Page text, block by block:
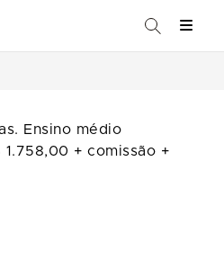
Ensino médio
+ comissão +